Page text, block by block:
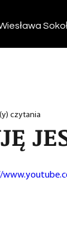
czytania